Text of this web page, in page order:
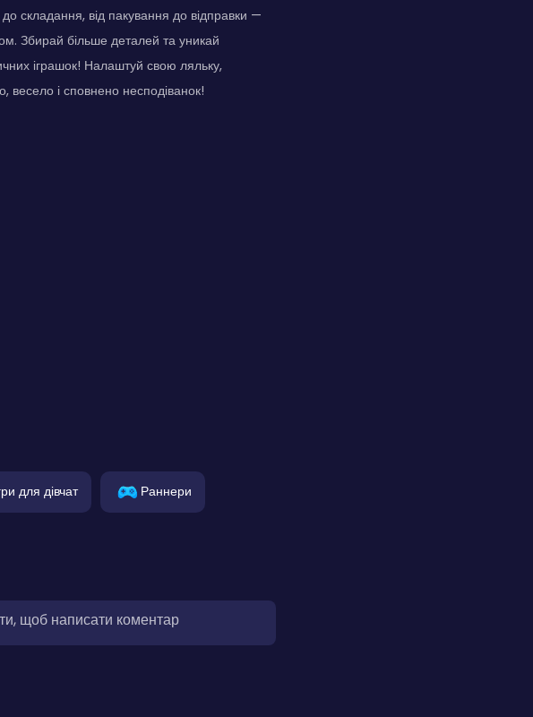
складання, від пакування до відправки —
Збирай більше деталей та уникай
іграшок! Налаштуй свою ляльку,
весело і сповнено несподіванок!
для дівчат Раннери
щоб написати коментар